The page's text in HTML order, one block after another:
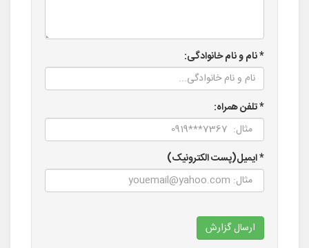
* نام و نام خانوادگی:
* تلفن همراه:
* ایمیل(پست الکترونیک)